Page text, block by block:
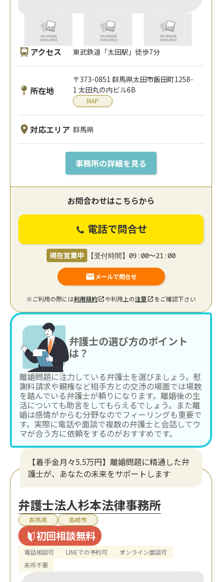
アクセス 東武鉄道「太田駅」徒歩7分
所在地
〒373-0851 群馬県太田市飯田町1258-
1 太田丸の内ビル6B
MAP
対応エリア 群馬県
事務所の詳細を見る
お問合わせはこちらから
電話で問合せ
現在営業中 【受付時間】09:00〜21:00
メールで問合せ
※ご利用の際には利用規約 や利用上の注意 をご確認下さい
弁護士の選び方のポイント
は？
離婚問題に注力している弁護士を選びましょう。慰
謝料請求や親権など相手方との交渉の場面では場数
を踏んでいる弁護士が頼りになります。離婚後の生
活についても助言をしてもらえるでしょう。また離
婚は感情がからむ分野なのでフィーリングも重要で
す。実際に電話や面談で複数の弁護士と会話してウ
マが合う方に依頼をするのがおすすめです。
【着手金月々5.5万円】離婚問題に精通した弁
護士が、あなたの未来をサポートします
弁護士法人杉本法律事務所
群馬県 高崎市
初回相談無料
電話相談可 LINEでの予約可
オンライン面談可
来所不要